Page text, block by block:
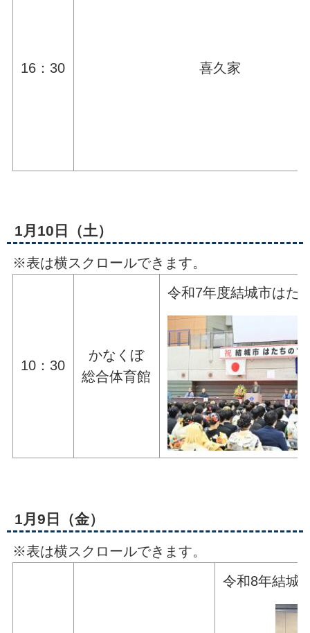
16：30 喜久家
1月10日（土）
※表は横スクロールできます。
10：30
かなくぼ
総合体育館
令和7年度結城市はた
1月9日（金）
※表は横スクロールできます。
令和8年結城